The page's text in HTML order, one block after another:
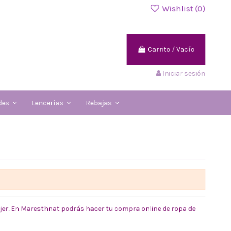
Wishlist (0)
Carrito /Vacío
Iniciar sesión
Lencerías Rebajas
En Maresthnat podrás hacer tu compra online de ropa de